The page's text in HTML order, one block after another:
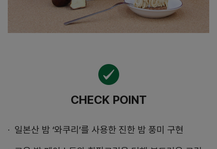
CHECK POINT
일본산 밤 ‘와쿠리’를 사용한 진한 밤 풍미 구현